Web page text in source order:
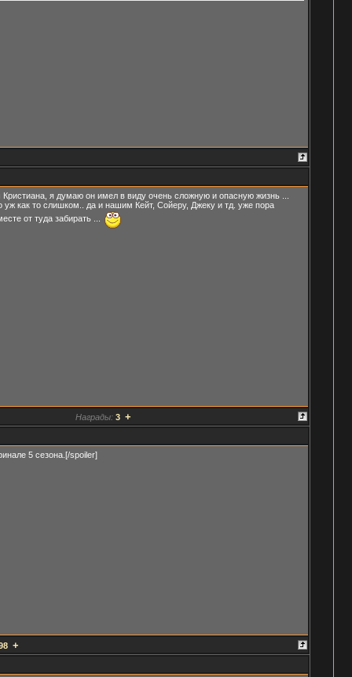
я думаю он имел в виду очень сложную и опасную жизнь ...
как то слишком.. да и нашим Кейт, Сойеру, Джеку и тд. уже пора
от туда забирать ...
Награды: 3 +
5 сезона.[/spoiler]
+